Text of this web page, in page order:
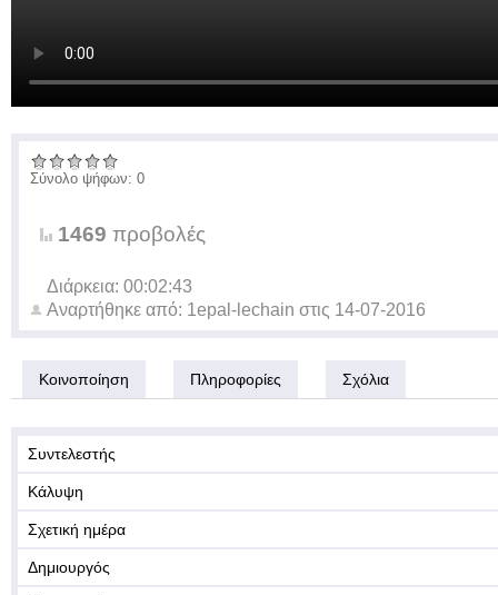
Σύνολο ψήφων: 0
1469 προβολές
Διάρκεια: 00:02:43
Αναρτήθηκε από: 1epal-lechain στις 14-07-2016
Κοινοποίηση Πληροφορίες Σχόλια
Συντελεστής
Κάλυψη
Σχετική ημέρα
Δημιουργός